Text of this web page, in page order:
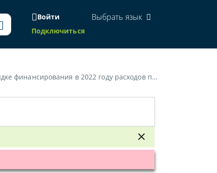
Войти
Подключиться
Выбрать язык
году расходов по оценке стоимости имущества»